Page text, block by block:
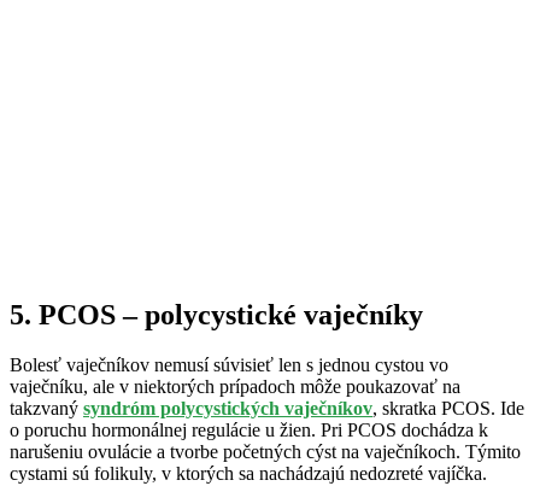
5. PCOS – polycystické vaječníky
Bolesť vaječníkov nemusí súvisieť len s jednou cystou vo
vaječníku, ale v niektorých prípadoch môže poukazovať na
takzvaný syndróm polycystických vaječníkov, skratka PCOS. Ide
o poruchu hormonálnej regulácie u žien. Pri PCOS dochádza k
narušeniu ovulácie a tvorbe početných cýst na vaječníkoch. Týmito
cystami sú folikuly, v ktorých sa nachádzajú nedozreté vajíčka.